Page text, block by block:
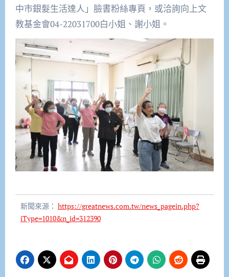
中市銀髮生活達人」臉書粉絲專頁，或洽詢向上文
教基金會04-22031700白小姐、謝小姐。
新聞來源： https://greatnews.com.tw/news_pagein.php?
iType=1010&n_id=312390